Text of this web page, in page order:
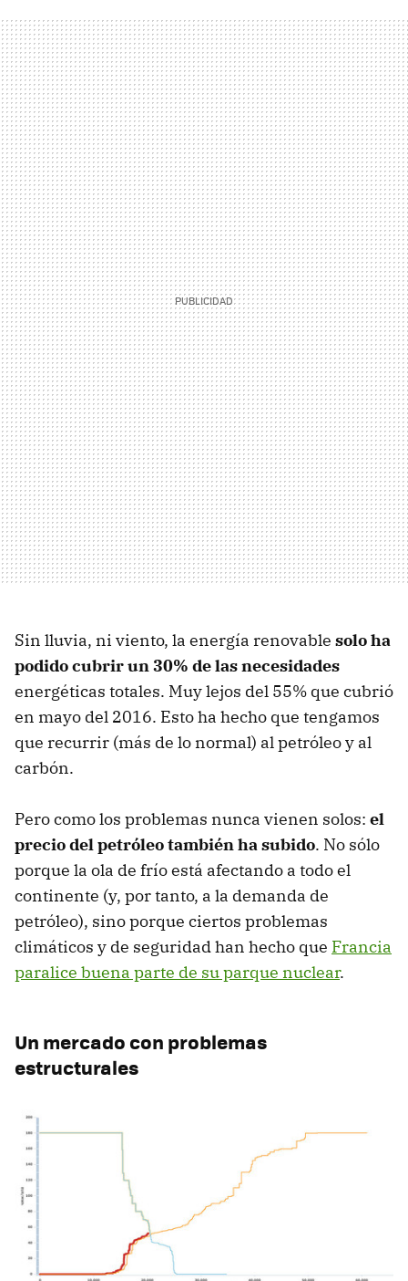
Sin lluvia, ni viento, la energía renovable solo ha
podido cubrir un 30% de las necesidades
energéticas totales. Muy lejos del 55% que cubrió
en mayo del 2016. Esto ha hecho que tengamos
que recurrir (más de lo normal) al petróleo y al
carbón.
Pero como los problemas nunca vienen solos: el
precio del petróleo también ha subido. No sólo
porque la ola de frío está afectando a todo el
continente (y, por tanto, a la demanda de
petróleo), sino porque ciertos problemas
climáticos y de seguridad han hecho que Francia
paralice buena parte de su parque nuclear.
Un mercado con problemas
estructurales